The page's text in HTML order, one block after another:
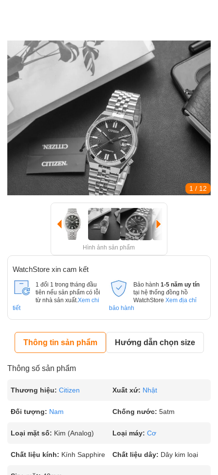
1 / 12
Hình ảnh sản phẩm
WatchStore xin cam kết
1 đổi 1 trong tháng đầu
tiên nếu sản phẩm có lỗi
từ nhà sản xuất. Xem chi
tiết
Bảo hành 1-5 năm uy tín
tại hệ thống đồng hồ
WatchStore Xem địa chỉ
bảo hành
Thông tin sản phẩm Hướng dẫn chọn size
Thông số sản phẩm
Thương hiệu: Citizen Xuất xứ: Nhật
Đối tượng: Nam Chống nước: 5atm
Loại mặt số: Kim (Analog) Loại máy: Cơ
Chất liệu kính: Kính Sapphire Chất liệu dây: Dây kim loại